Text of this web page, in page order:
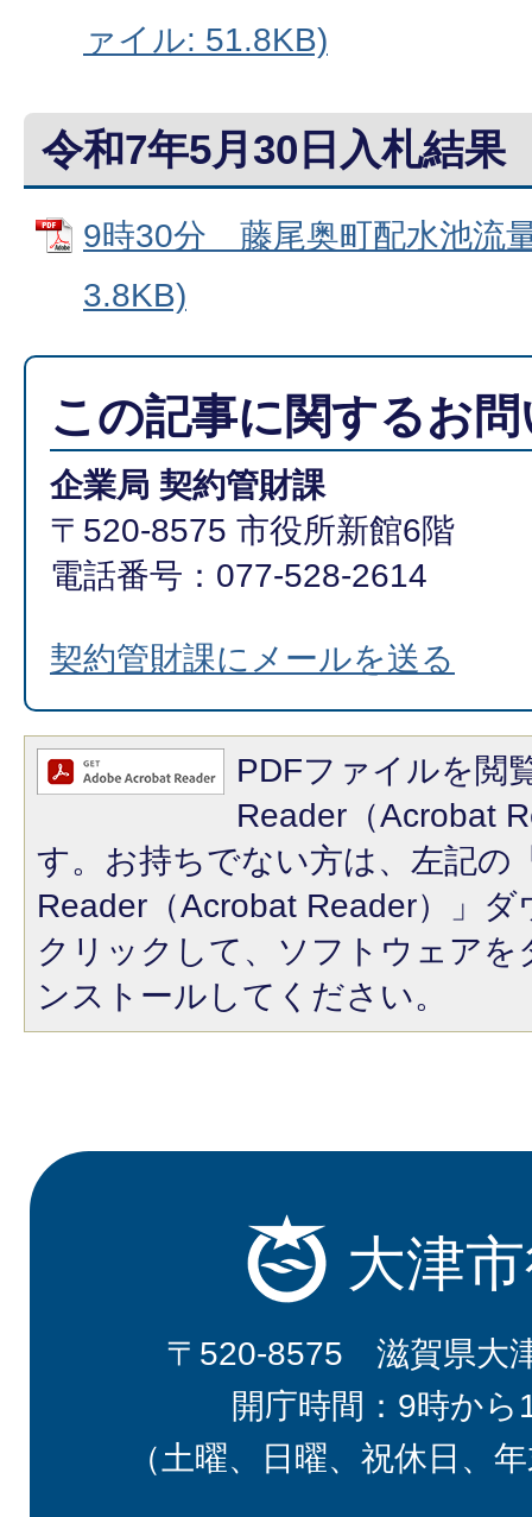
ァイル: 51.8KB)
令和7年5月30日入札結果
9時30分 藤尾奥町配水池流
3.8KB)
この記事に関するお
企業局 契約管財課
〒520-8575 市役所新館6階
電話番号：077-528-2614
契約管財課にメールを送る
PDFファイルを閲
Reader（Acrobat
す。お持ちでない方は、左記の
Reader（Acrobat Reader）」
クリックして、ソフトウェア
ンストールしてください。
大津
〒520-8575 滋賀県大
開庁時間：9時から
（土曜、日曜、祝休日、